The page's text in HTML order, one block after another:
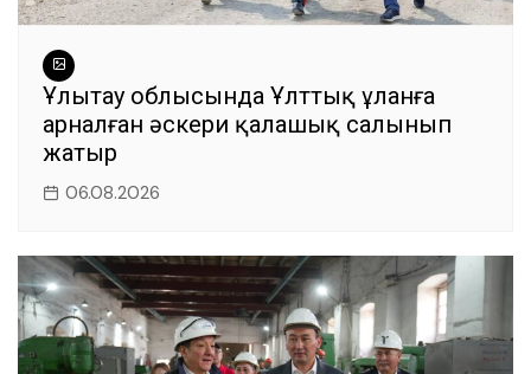
Ұлытау облысында Ұлттық ұланға
арналған әскери қалашық салынып
жатыр
06.08.2026